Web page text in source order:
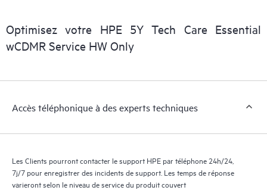
Optimisez votre HPE 5Y Tech Care Essential
wCDMR Service HW Only
Accès téléphonique à des experts techniques
Les Clients pourront contacter le support HPE par téléphone 24h/24,
7j/7 pour enregistrer des incidents de support. Les temps de réponse
varieront selon le niveau de service du produit couvert